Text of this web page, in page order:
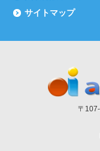
サイトマップ
〒